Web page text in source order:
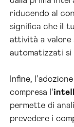
riducendo al
significa che il
attività a valore
automatizzati si
Infine,
compresa l’
permette di
prevedere i